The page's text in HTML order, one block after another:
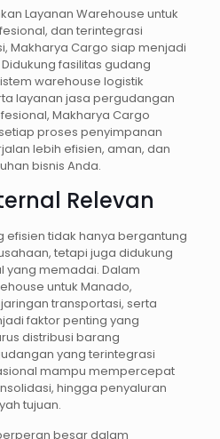
Layanan Warehouse untuk
dan terintegrasi
Makharya Cargo siap menjadi
fasilitas gudang
warehouse logistik
layanan jasa pergudangan
Makharya Cargo
proses penyimpanan
lebih efisien, aman, dan
bisnis Anda.
Relevan
efisien tidak hanya bergantung
tetapi juga didukung
yang memadai. Dalam
untuk Manado,
transportasi, serta
faktor penting yang
distribusi barang
yang terintegrasi
mampu mempercepat
hingga penyaluran
tujuan.
besar dalam